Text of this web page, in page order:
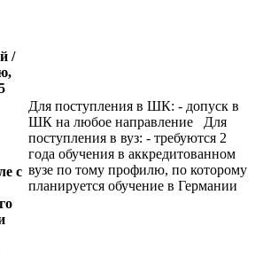
/
Для поступления в ШК: - допуск в
ШК на любое направление Для
поступления в вуз: - требуются 2
года обучения в аккредитованном
вузе по тому профилю, по которому
планируется обучение в Германии
с